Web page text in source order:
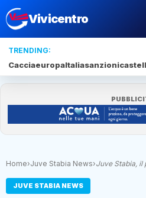
Vivicentro
TRENDING:
CacciaeuropaItaliasanzioni
Home›Juve Stabia News›Juve Stabia, il
JUVE STABIA NEWS